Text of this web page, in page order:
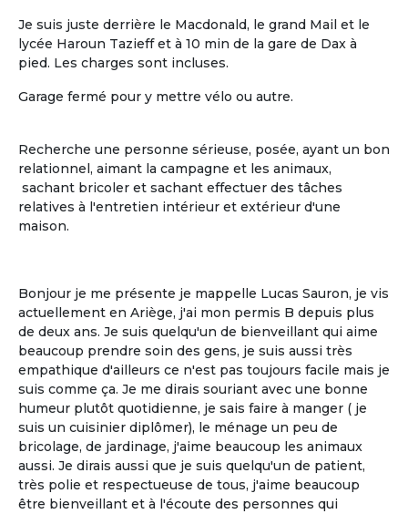
Je suis juste derrière le Macdonald, le grand Mail et le
lycée Haroun Tazieff et à 10 min de la gare de Dax à
pied. Les charges sont incluses.
Garage fermé pour y mettre vélo ou autre.
Recherche une personne sérieuse, posée, ayant un bon
relationnel, aimant la campagne et les animaux,
sachant bricoler et sachant effectuer des tâches
relatives à l'entretien intérieur et extérieur d'une
maison.
Bonjour je me présente je mappelle Lucas Sauron, je vis
actuellement en Ariège, j'ai mon permis B depuis plus
de deux ans. Je suis quelqu'un de bienveillant qui aime
beaucoup prendre soin des gens, je suis aussi très
empathique d'ailleurs ce n'est pas toujours facile mais je
suis comme ça. Je me dirais souriant avec une bonne
humeur plutôt quotidienne, je sais faire à manger ( je
suis un cuisinier diplômer), le ménage un peu de
bricolage, de jardinage, j'aime beaucoup les animaux
aussi. Je dirais aussi que je suis quelqu'un de patient,
très polie et respectueuse de tous, j'aime beaucoup
être bienveillant et à l'écoute des personnes qui
La gestion libre
Le partage